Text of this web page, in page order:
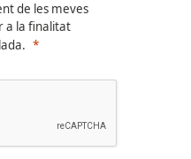
de les meves
a la finalitat